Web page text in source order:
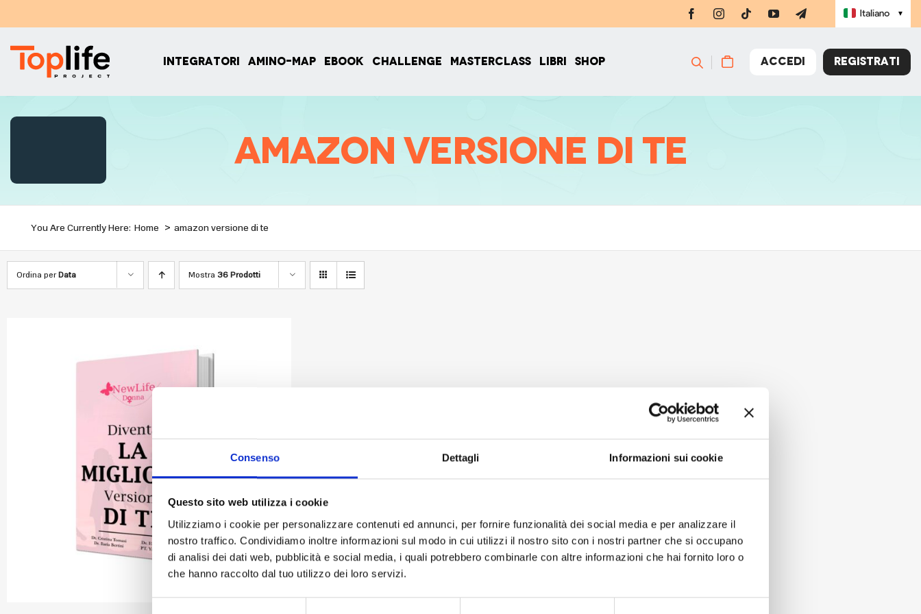
Consenso Dettagli Informazioni sui cookie
Questo sito web utilizza i cookie
Utilizziamo i cookie per personalizzare contenuti ed annunci, per fornire funzionalità dei social media e per analizzare il
nostro traffico. Condividiamo inoltre informazioni sul modo in cui utilizzi il nostro sito con i nostri partner che si occupano
di analisi dei dati web, pubblicità e social media, i quali potrebbero combinarle con altre informazioni che hai fornito loro o
che hanno raccolto dal tuo utilizzo dei loro servizi.
al
contenuto
Italiano ▼
INTEGRATORI AMINO-MAP EBOOK CHALLENGE MASTERCLASS LIBRI SHOP REGISTRATI
ACCEDI
amazon versione di te
You Are Currently Here: Home amazon versione di te
Ordina perData Mostra 36 Prodotti